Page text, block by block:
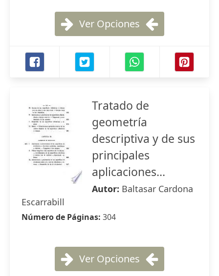
Ver Opciones
Tratado de
geometría
descriptiva y de sus
principales
aplicaciones...
Autor: Baltasar Cardona
Escarrabill
Número de Páginas: 304
Ver Opciones